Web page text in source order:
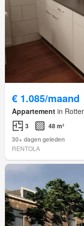
€ 1.085/maand
Appartement in
3
48 m²
30+ dagen geleden
RENTOLA